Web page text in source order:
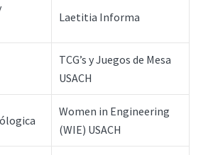
Laetitia Informa
TCG’s y Juegos de Mesa
USACH
Women in Engineering
(WIE) USACH